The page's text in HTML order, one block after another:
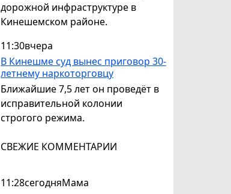
дорожной инфраструктуре в
Кинешемском районе.
11:30вчера
В Кинешме суд вынес приговор 30-
летнему наркоторговцу
Ближайшие 7,5 лет он проведёт в
исправительной колонии
строгого режима.
СВЕЖИЕ КОММЕНТАРИИ
11:28сегодняМама